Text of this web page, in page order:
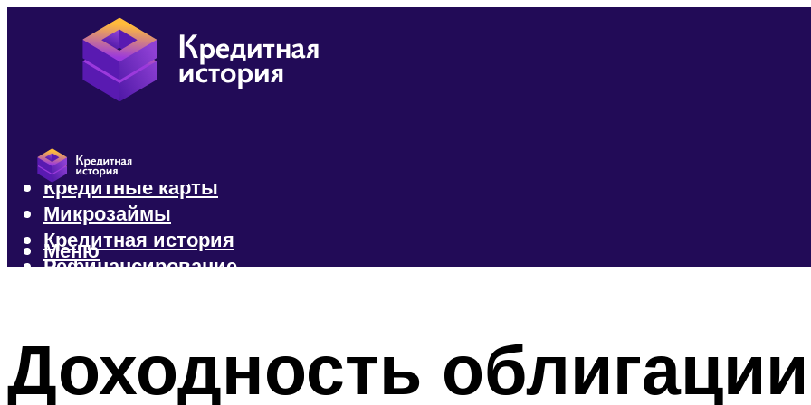
Кредиты
Кредитные карты
Микрозаймы
Кредитная история
Рефинансирование
Меню
Доходность